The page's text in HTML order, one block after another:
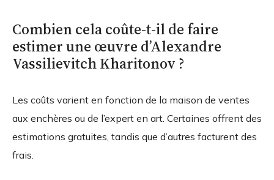
Combien cela coûte-t-il de faire
estimer une œuvre d’Alexandre
Vassilievitch Kharitonov ?
Les coûts varient en fonction de la maison de ventes
aux enchères ou de l’expert en art. Certaines offrent des
estimations gratuites, tandis que d’autres facturent des
frais.